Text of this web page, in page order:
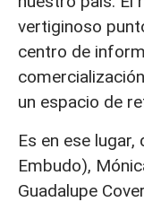
vertiginoso
centro de
un espacio de
Es en ese lugar,
Embudo),
Guadalupe